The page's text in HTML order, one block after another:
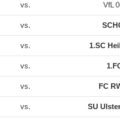
vs. VfL
vs.
vs. 1.SC
vs.
vs. FC
vs. SU